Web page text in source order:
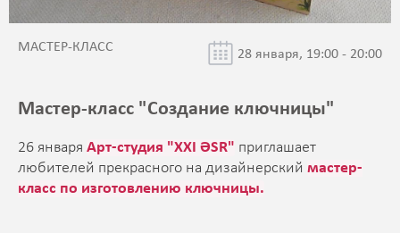
МАСТЕР-КЛАСС 28 января, 19:00 - 20:00
Мастер-класс "Создание ключницы"
26 января Арт-студия "XXI ƏSR" приглашает
любителей прекрасного на дизайнерский мастер-
класс по изготовлению ключницы.